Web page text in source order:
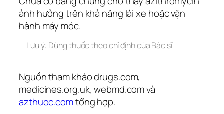
ảnh hưởng trên khả năng lái xe hoặc vận
hành máy móc.
Lưu ý: Dùng thuốc theo chỉ định của Bác sĩ
Nguồn tham khảo drugs.com,
medicines.org.uk, webmd.com và
azthuoc.comtổng hợp.